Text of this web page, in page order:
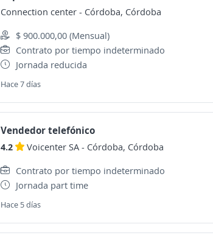
Connection center - Córdoba, Córdoba
$ 900.000,00 (Mensual)
Contrato por tiempo indeterminado
Jornada reducida
Hace 7 días
Vendedor telefónico
4.2 Voicenter SA - Córdoba, Córdoba
Contrato por tiempo indeterminado
Jornada part time
Hace 5 días